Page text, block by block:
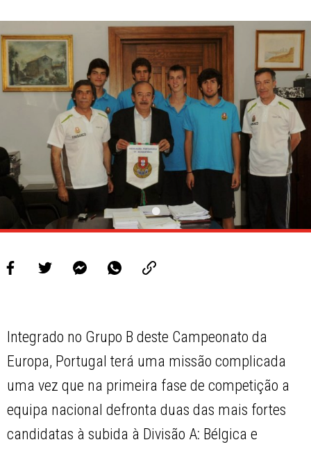
Integrado no Grupo B deste Campeonato da
Europa, Portugal terá uma missão complicada
uma vez que na primeira fase de competição a
equipa nacional defronta duas das mais fortes
candidatas à subida à Divisão A: Bélgica e